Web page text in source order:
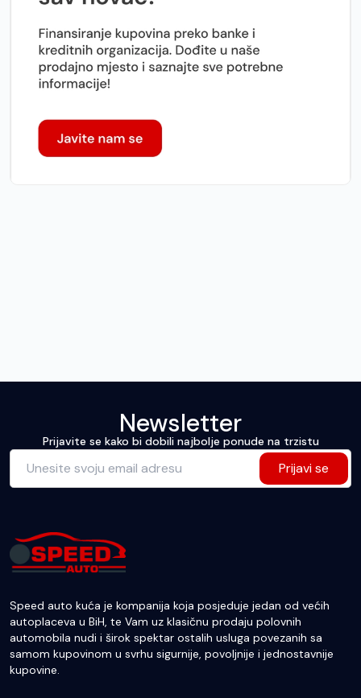
Newsletter
Prijavite se kako bi dobili najbolje ponude na trzistu
Prijavi se
Speed auto kuća je kompanija koja posjeduje jedan od većih
autoplaceva u BiH, te Vam uz klasičnu prodaju polovnih
automobila nudi i širok spektar ostalih usluga povezanih sa
samom kupovinom u svrhu sigurnije, povoljnije i jednostavnije
kupovine.